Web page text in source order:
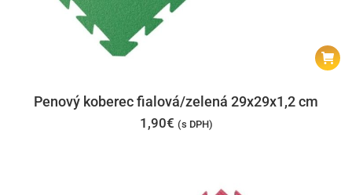
Penový koberec fialová/zelená 29x29x1,2 cm
1,90€ (s DPH)